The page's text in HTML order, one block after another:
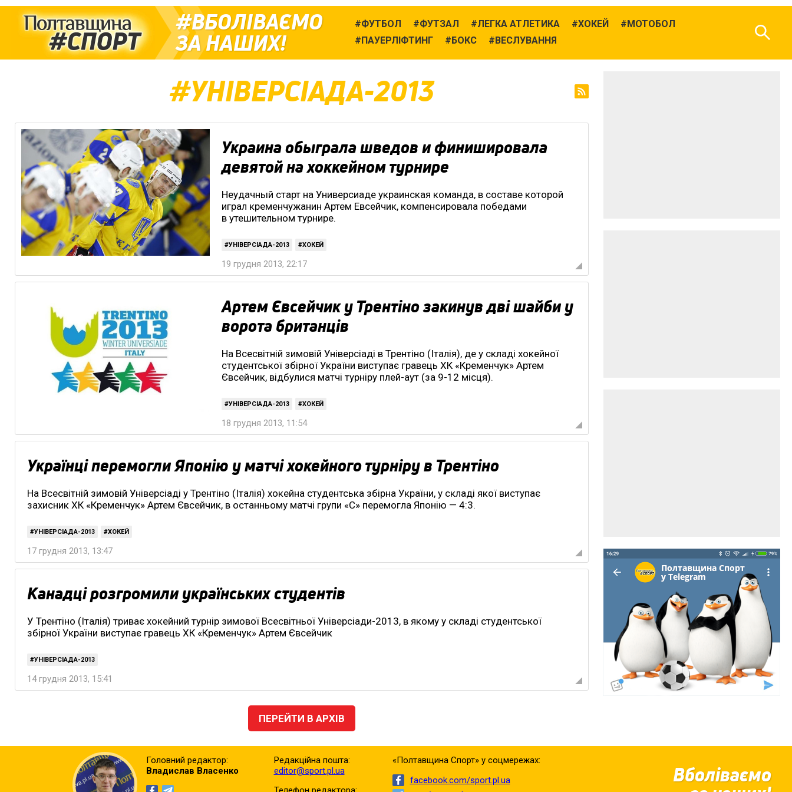
ВБОЛІВАЄМО
ЗА НАШИХ!
ФУТБОЛ ФУТЗАЛ ЛЕГКА АТЛЕТИКА ХОКЕЙ
МОТОБОЛ
ПАУЕРЛІФТИНГ
БОКС ВЕСЛУВАННЯ
УНІВЕРСІАДА-2013
Украина обыграла шведов и финишировала
девятой на хоккейном турнире
Неудачный старт на Универсиаде украинская команда, в составе которой
играл кременчужанин Артем Евсейчик, компенсировала победами
в утешительном турнире.
УНІВЕРСІАДА-2013 ХОКЕЙ
19 грудня 2013, 22:17
Артем Євсейчик у Трентіно закинув дві шайби у
ворота британців
На Всесвітній зимовій Універсіаді в Трентіно (Італія), де у складі хокейної
студентської збірної України виступає гравець ХК «Кременчук» Артем
Євсейчик, відбулися матчі турніру плей-аут (за 9-12 місця).
УНІВЕРСІАДА-2013 ХОКЕЙ
18 грудня 2013, 11:54
Українці перемогли Японію у матчі хокейного турніру в Трентіно
На Всесвітній зимовій Універсіаді у Трентіно (Італія) хокейна студентська збірна України, у складі якої виступає
захисник ХК «Кременчук» Артем Євсейчик, в останньому матчі групи «С» перемогла Японію — 4:3.
УНІВЕРСІАДА-2013 ХОКЕЙ
17 грудня 2013, 13:47
Канадці розгромили українських студентів
У Трентіно (Італія) триває хокейний турнір зимової Всесвітньої Універсіади-2013, в якому у складі студентської
збірної України виступає гравець ХК «Кременчук» Артем Євсейчик
УНІВЕРСІАДА-2013
14 грудня 2013, 15:41
ПЕРЕЙТИ В АРХІВ
Головний редактор:
Владислав Власенко
Редакційна пошта:
editor@sport.pl.ua
«Полтавщина Спорт» у соцмережах:
facebook.com/sport.pl.ua
Вболіваємо